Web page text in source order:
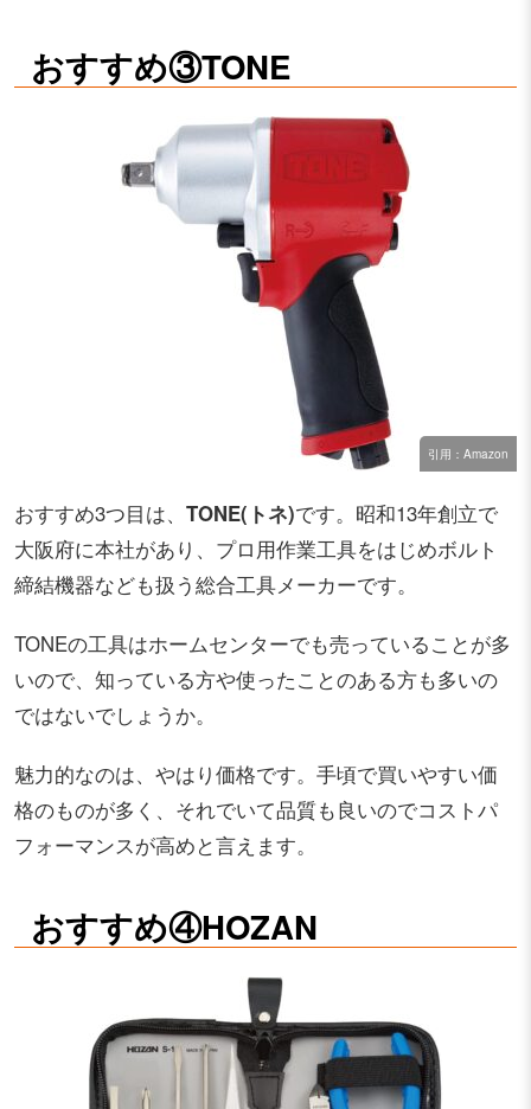
おすすめ③TONE
引用：Amazon
おすすめ3つ目は、 TONE(トネ)です。昭和13年創立で
大阪府に本社があり、プロ用作業工具をはじめボルト
締結機器なども扱う総合工具メーカーです。
TONEの工具はホームセンターでも売っていることが多
いので、知っている方や使ったことのある方も多いの
ではないでしょうか。
魅力的なのは、やはり価格です。手頃で買いやすい価
格のものが多く、それでいて品質も良いのでコストパ
フォーマンスが高めと言えます。
おすすめ④HOZAN